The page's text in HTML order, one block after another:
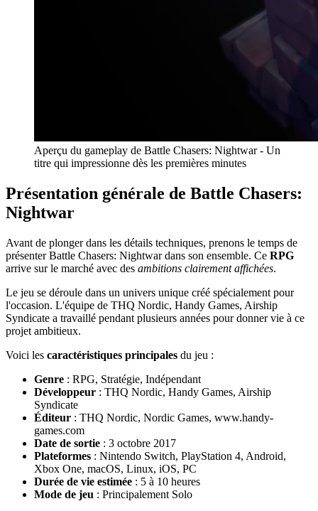
Aperçu du gameplay de Battle Chasers: Nightwar - Un
titre qui impressionne dès les premières minutes
Présentation générale de Battle Chasers:
Nightwar
Avant de plonger dans les détails techniques, prenons le temps de
présenter Battle Chasers: Nightwar dans son ensemble. Ce RPG
arrive sur le marché avec des ambitions clairement affichées.
Le jeu se déroule dans un univers unique créé spécialement pour
l'occasion. L'équipe de THQ Nordic, Handy Games, Airship
Syndicate a travaillé pendant plusieurs années pour donner vie à ce
projet ambitieux.
Voici les caractéristiques principales du jeu :
Genre : RPG, Stratégie, Indépendant
Développeur : THQ Nordic, Handy Games, Airship
Syndicate
Éditeur : THQ Nordic, Nordic Games, www.handy-
games.com
Date de sortie : 3 octobre 2017
Plateformes : Nintendo Switch, PlayStation 4, Android,
Xbox One, macOS, Linux, iOS, PC
Durée de vie estimée : 5 à 10 heures
Mode de jeu : Principalement Solo